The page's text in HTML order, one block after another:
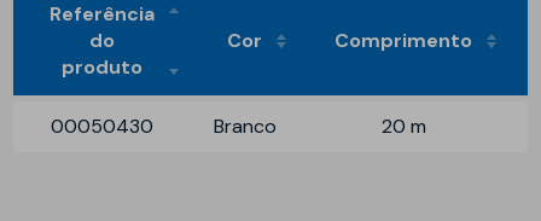
Referência
do
produto
Cor Comprimento
00050430 Branco 20 m